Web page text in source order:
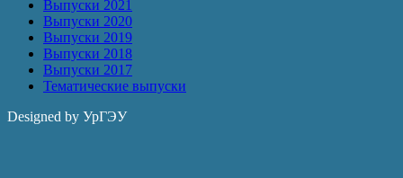
Выпуски 2021
Выпуски 2020
Выпуски 2019
Выпуски 2018
Выпуски 2017
Тематические выпуски
Designed by УрГЭУ